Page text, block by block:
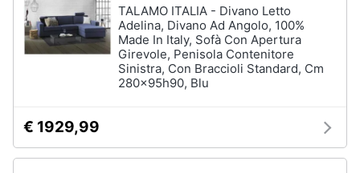
TALAMO ITALIA - Divano Letto
Adelina, Divano Ad Angolo, 100%
Made In Italy, Sofà Con Apertura
Girevole, Penisola Contenitore
Sinistra, Con Braccioli Standard, Cm
280x95h90, Blu
€ 1929,99